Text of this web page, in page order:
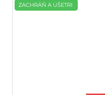
ZACHRÁŇ A UŠETRI